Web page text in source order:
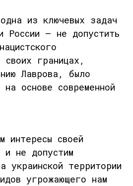
из ключевых задач
России — не допустить
своих границах ,
Лаврова, было
на основе современной
интересы своей
и не допустим
украинской территории
угрожающего нам